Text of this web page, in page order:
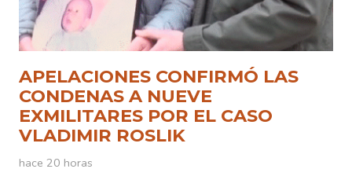
APELACIONES CONFIRMÓ LAS
CONDENAS A NUEVE
EXMILITARES POR EL CASO
VLADIMIR ROSLIK
hace 20 horas